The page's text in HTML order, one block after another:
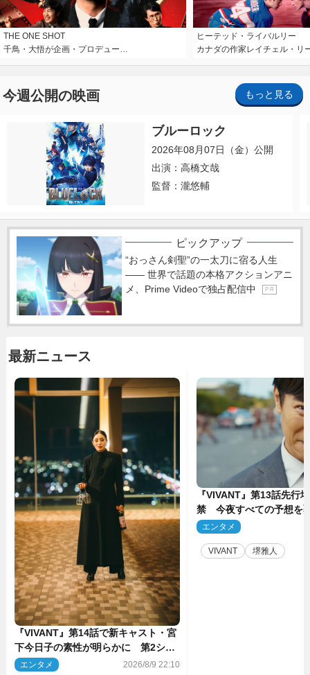
THE ONE SHOT
千鳥・大悟が企画・プロデュー…
ヒーテッド・ライバルリー
カナダの作家レイチェル・リ
今週公開の映画 もっと見る
ブルーロック
2026年08月07日（金）公開
出演：高橋文哉
監督：瀧悠輔
ピックアップ
“おっさん剣聖”の一太刀に宿る人生
―― 世界で話題の本格アクションアニ
メ、Prime Videoで独占配信中
P R
最新ニュース
『VIVANT』第14話で新キャスト・宮
下今日子の素性が明らかに 第2シー
ズンのキーパーソンの1人
エンタメ 2026/8/9 22:10
『VIVANT』第13話先行
禁 今夜すべての予想を
ーンが…
エンタメ
VIVANT 堺雅人